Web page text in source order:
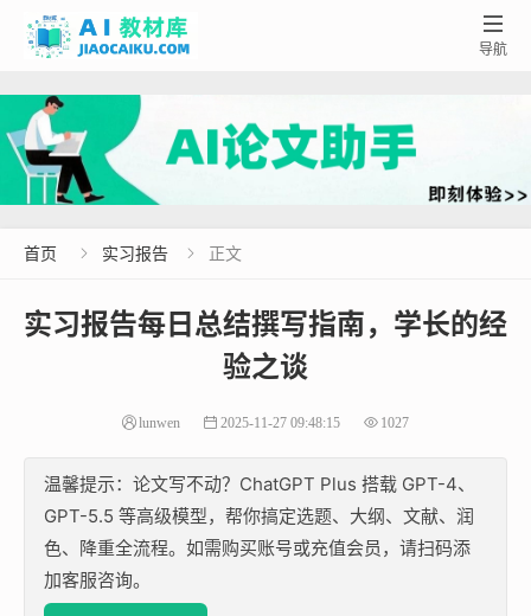

导航
首页  实习报告  正文
实习报告每日总结撰写指南，学长的经
验之谈
lunwen 2025-11-27 09:48:15 1027
温馨提示：论文写不动？ChatGPT Plus 搭载 GPT-4、
GPT-5.5 等高级模型，帮你搞定选题、大纲、文献、润
色、降重全流程。如需购买账号或充值会员，请扫码添
加客服咨询。